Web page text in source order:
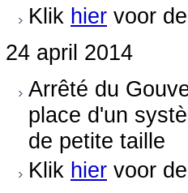
Klik hier voor
24 april 2014
Arrêté du
place d'un
de petite taille
Klik hier voor